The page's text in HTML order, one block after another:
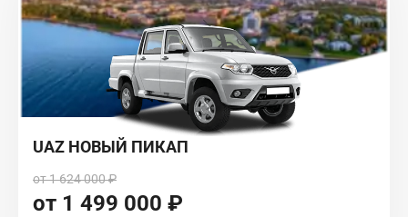
UAZ НОВЫЙ ПИКАП
от 1 624 000 ₽
от 1 499 000 ₽